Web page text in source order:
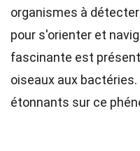
organismes à
pour s'orienter et
fascinante est
oiseaux aux
étonnants sur ce